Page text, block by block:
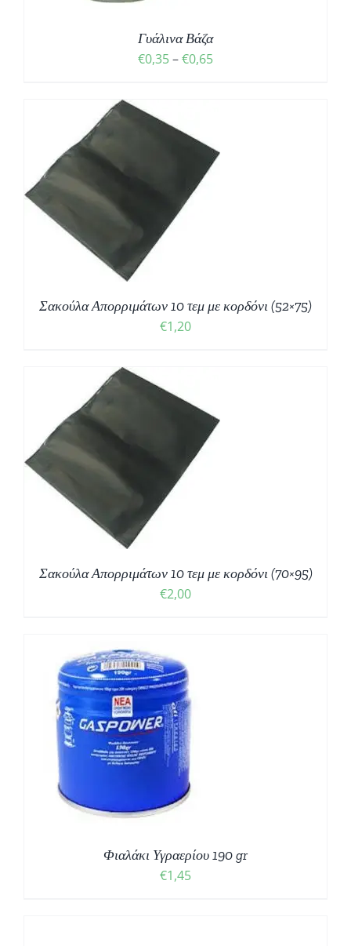
Γυάλινα Βάζα
€0,35–€0,65Price
€0,65
Σακούλα Απορριμάτων 10 τεμ με κορδόνι (52×75)
€1,20
Σακούλα Απορριμάτων 10 τεμ με κορδόνι (70×95)
€2,00
Φιαλάκι Υγραερίου 190 gr
€1,45